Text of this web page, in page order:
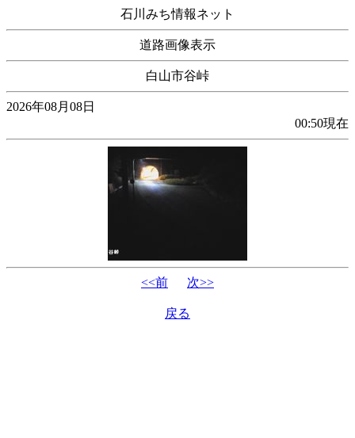
石川みち情報ネット
道路画像表示
白山市谷峠
2026年08月08日
00:50現在
<<前 次>>
戻る